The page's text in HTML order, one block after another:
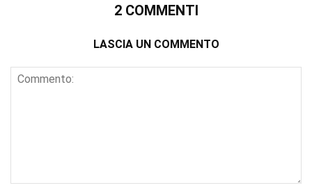
2 COMMENTI
LASCIA UN COMMENTO